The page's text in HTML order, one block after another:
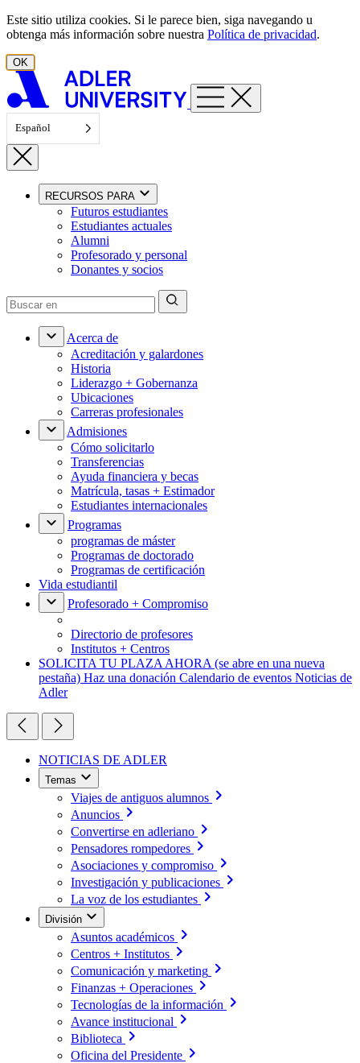
Ir al contenido
Este sitio utiliza cookies. Si le parece bien, siga navegando u
obtenga más información sobre nuestra Política de privacidad.
OK
Español
RECURSOS PARA
Futuros estudiantes
Estudiantes actuales
Alumni
Profesorado y personal
Donantes y socios
Acerca de
Acreditación y galardones
Historia
Liderazgo + Gobernanza
Ubicaciones
Carreras profesionales
Admisiones
Cómo solicitarlo
Transferencias
Ayuda financiera y becas
Matrícula, tasas + Estimador
Estudiantes internacionales
Programas
programas de máster
Programas de doctorado
Programas de certificación
Vida estudiantil
Profesorado + Compromiso
Directorio de profesores
Institutos + Centros
SOLICITA TU PLAZA AHORA (se abre en una nueva
pestaña) Haz una donación Calendario de eventos Noticias de
Adler
NOTICIAS DE ADLER
Temas
Viajes de antiguos alumnos
Anuncios
Convertirse en adleriano
Pensadores rompedores
Asociaciones y compromiso
Investigación y publicaciones
La voz de los estudiantes
División
Asuntos académicos
Centros + Institutos
Comunicación y marketing
Finanzas + Operaciones
Tecnologías de la información
Avance institucional
Biblioteca
Oficina del Presidente